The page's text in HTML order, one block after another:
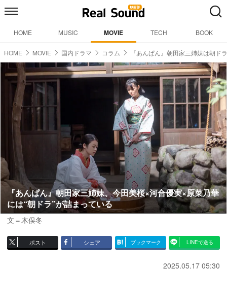
HOME MUSIC MOVIE TECH BOOK
HOME MOVIE 国内ドラマ コラム 『あんぱん』朝田家三姉妹は朝ド
『あんぱん』朝田家三姉妹、今田美桜×河合優実×原菜乃華
には“朝ドラ”が詰まっている
文＝木俣冬
ポスト シェア ブックマーク LINEで送る
2025.05.17 05:30